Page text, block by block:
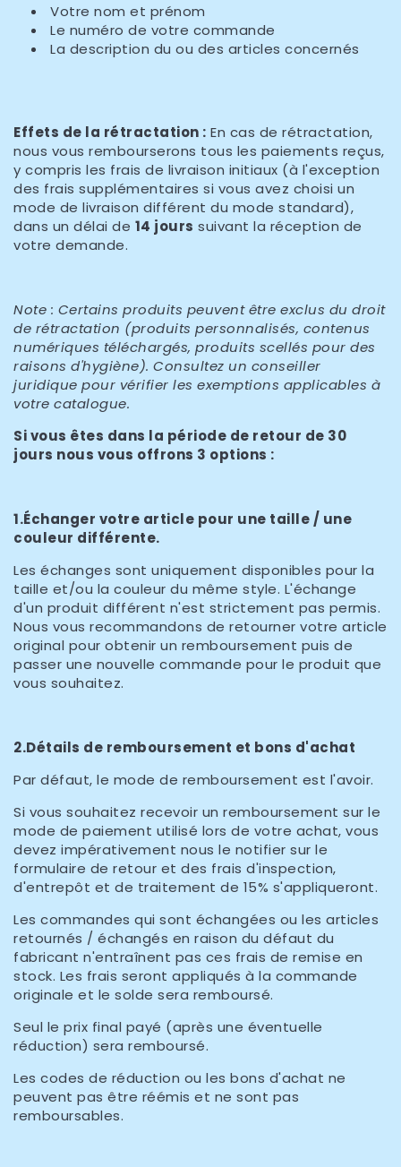
Votre nom et prénom
Le numéro de votre commande
La description du ou des articles concernés
Effets de la rétractation : En cas de rétractation,
nous vous rembourserons tous les paiements reçus,
y compris les frais de livraison initiaux (à l'exception
des frais supplémentaires si vous avez choisi un
mode de livraison différent du mode standard),
dans un délai de 14 jours suivant la réception de
votre demande.
Note : Certains produits peuvent être exclus du droit
de rétractation (produits personnalisés, contenus
numériques téléchargés, produits scellés pour des
raisons d'hygiène). Consultez un conseiller
juridique pour vérifier les exemptions applicables à
votre catalogue.
Si vous êtes dans la période de retour de 30
jours nous vous offrons 3 options :
1.Échanger votre article pour une taille / une
couleur différente.
Les échanges sont uniquement disponibles pour la
taille et/ou la couleur du même style. L'échange
d'un produit différent n'est strictement pas permis.
Nous vous recommandons de retourner votre article
original pour obtenir un remboursement puis de
passer une nouvelle commande pour le produit que
vous souhaitez.
2.Détails de remboursement et bons d'achat
Par défaut, le mode de remboursement est l'avoir.
Si vous souhaitez recevoir un remboursement sur le
mode de paiement utilisé lors de votre achat, vous
devez impérativement nous le notifier sur le
formulaire de retour et des frais d'inspection,
d'entrepôt et de traitement de 15% s'appliqueront.
Les commandes qui sont échangées ou les articles
retournés / échangés en raison du défaut du
fabricant n'entraînent pas ces frais de remise en
stock. Les frais seront appliqués à la commande
originale et le solde sera remboursé.
Seul le prix final payé (après une éventuelle
réduction) sera remboursé.
Les codes de réduction ou les bons d'achat ne
peuvent pas être réémis et ne sont pas
remboursables.